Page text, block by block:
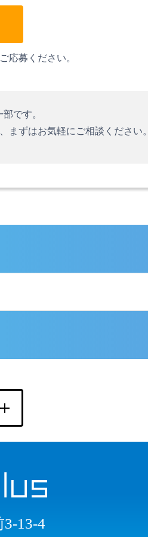
応募ください。
です。
まずはお気軽にご相談ください。
13-4